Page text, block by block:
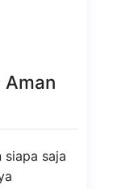
Aman
saja